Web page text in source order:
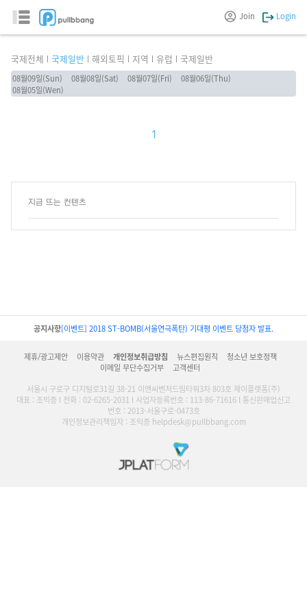
Join Login
국제전체 국제일반 해외토픽 지역 유럽 국제일반
08월09일(Sun) 08월08일(Sat) 08월07일(Fri)
08월06일(Thu)
08월05일(Wen)
1
지금 뜨는 컨텐츠
공지사항[이벤트] 2018 ST-BOMB(서울연극폭탄) 기대평 이벤트 당첨자 발표.
제휴/광고제안 이용약관 개인정보취급방침 뉴스편집원칙
청소년 보호정책
이메일 무단수집거부
고객센터
서울시 구로구 디지털로31길 38-21 이앤씨벤처드림타워3차 803호 제이플랫폼(주)
대표 : 조익증 l 전화 : 02-6265-2031 l 사업자등록번호 : 113-86-71616 l 통신판매업신고
번호 : 2013-서울구로-0473호
개인정보관리책임자 : 조익증 helpdesk@pullbbang.com